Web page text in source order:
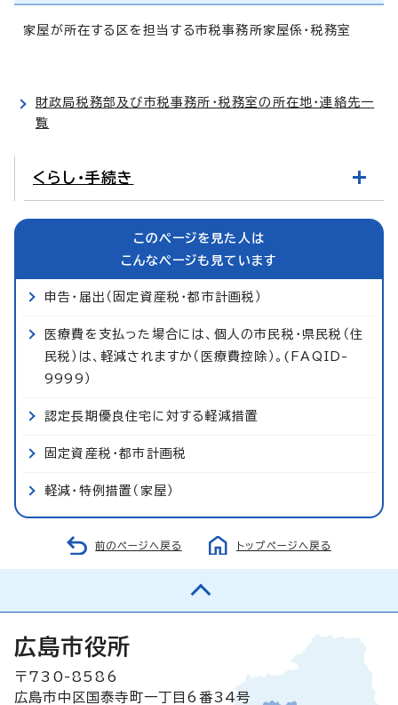
家屋が所在する区を担当する市税事務所家屋係・税務室
財政局税務部及び市税事務所・税務室の所在地・連絡先一
覧
くらし・手続き
このページを見た人は
こんなページも見ています
申告・届出（固定資産税・都市計画税）
医療費を支払った場合には、個人の市民税・県民税（住
民税）は、軽減されますか（医療費控除）。(FAQID-
9999）
認定長期優良住宅に対する軽減措置
固定資産税・都市計画税
軽減・特例措置（家屋）
前のページへ戻る トップページへ戻る
広島市役所
〒730-8586
広島市中区国泰寺町一丁目6番34号